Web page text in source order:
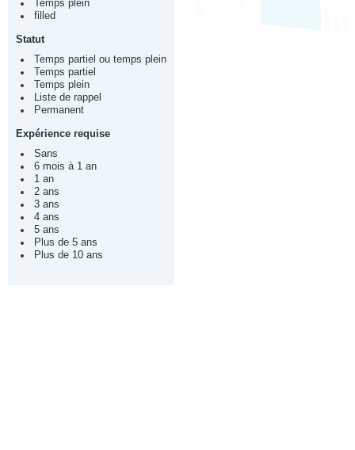
Temps plein
filled
Statut
Temps partiel ou temps plein
Temps partiel
Temps plein
Liste de rappel
Permanent
Expérience requise
Sans
6 mois à 1 an
1 an
2 ans
3 ans
4 ans
5 ans
Plus de 5 ans
Plus de 10 ans